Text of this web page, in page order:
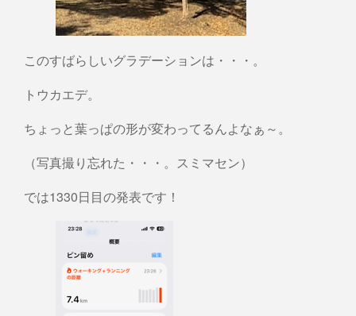
このすばらしいグラデーションは・・・。
トウカエデ。
ちょっと葉っぱの形が変わってるんよなぁ～。
（写真撮り忘れた・・・。スミマセン）
では1330日目の発表です！